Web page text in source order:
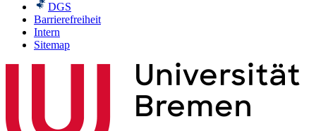
DGS
Barrierefreiheit
Intern
Sitemap